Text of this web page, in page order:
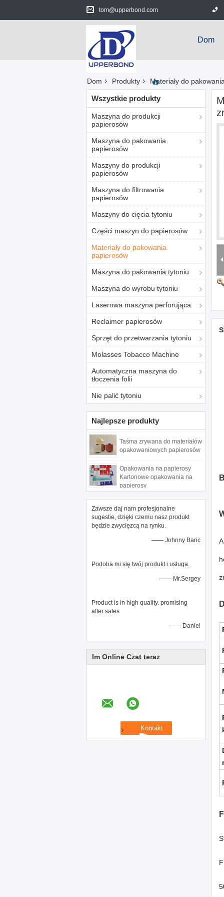
tom@upperbond.com
Dom
Dom Produkty Materiały do
Wszystkie produkty
Maszyna do produkcji
papierosów
Maszyna do pakowania
papierosów
Maszyny do produkcji
papierosów
Maszyna do filtrowania
papierosów
Maszyny do cięcia tytoniu
Części maszyn do papierosów
Materiały do ​​pakowania
papierosów
Maszyna do pakowania tytoniu
Maszyna do wyrobu tytoniu
Laserowa maszyna perforująca
Reclaimer papierosów
Sprzęt do przetwarzania tytoniu
Molasses Tobacco Machine
Automatyczna maszyna do
tłoczenia folii
Nie palić tytoniu
Najlepsze produkty
Taśma zrywana do materiałów
opakowaniowych papierosów
Opakowania na papierosy
Kartonowe opakowania na
papierosy
Zawsze daj nam profesjonalne
sugestie, dzięki czemu nasz produkt
będzie zwycięzcą na rynku.
—— Johnny Baric
Podoba mi się twój produkt i usługa.
—— Mr.Sergey
Product is in high quality. promising
after sales
—— Daniel
Im Online Czat teraz